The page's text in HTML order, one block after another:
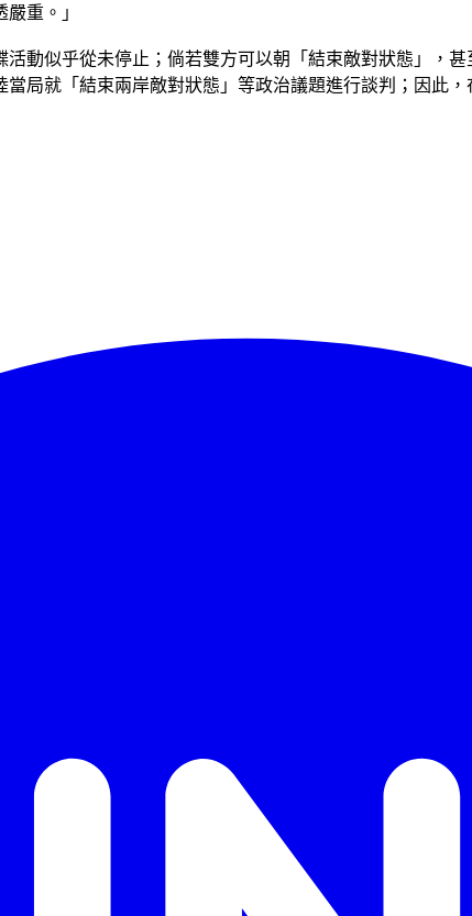
重。」
動似乎從未停止；倘若雙方可以朝「結束敵對狀態」，
局就「結束兩岸敵對狀態」等政治議題進行談判；因此